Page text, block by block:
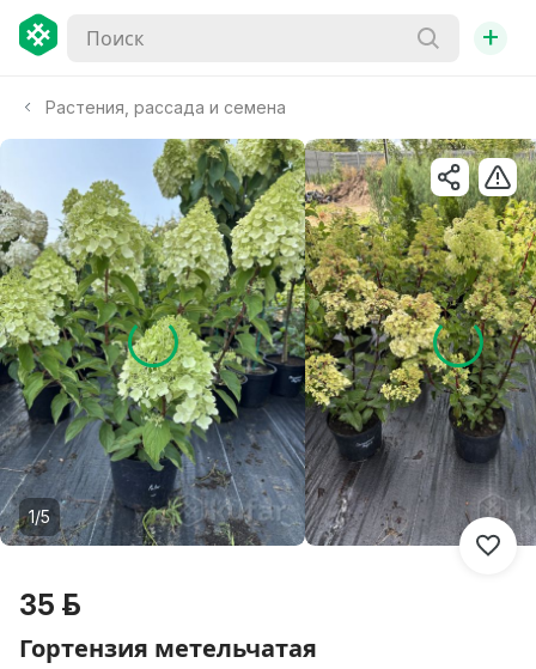
+
Растения, рассада и семена
1/5
35 р.
Гортензия метельчатая